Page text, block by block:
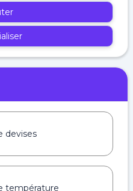
devises
température